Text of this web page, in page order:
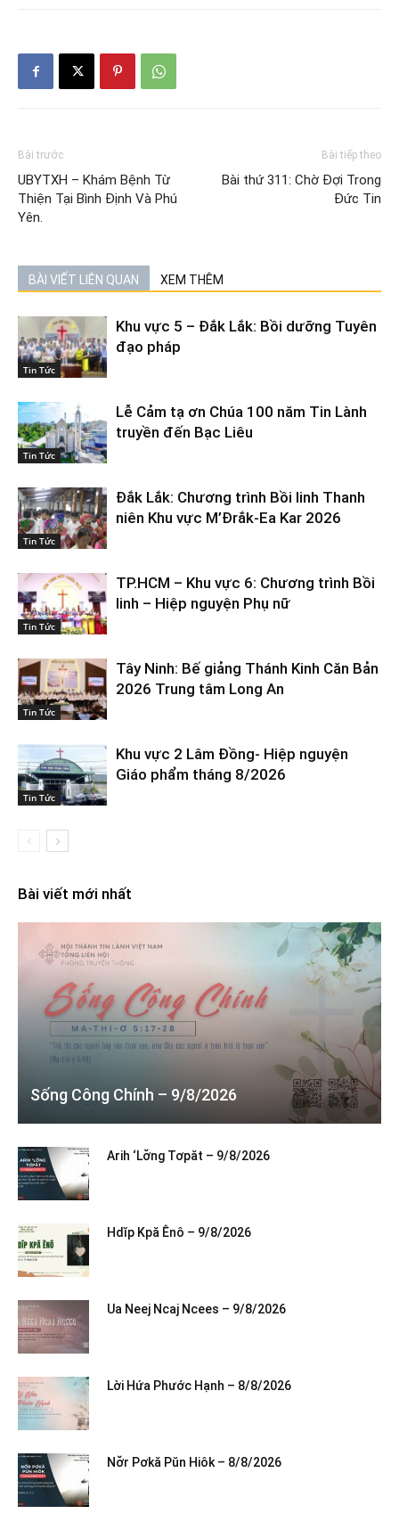
Bài trước
UBYTXH – Khám Bệnh Từ
Thiện Tại Bình Định Và Phú
Yên.
Bài tiếp theo
Bài thứ 311: Chờ Đợi Trong
Đức Tin
BÀI VIẾT LIÊN QUAN XEM THÊM
Tin Tức
Khu vực 5 – Đắk Lắk: Bồi dưỡng Tuyên
đạo pháp
Tin Tức
Lễ Cảm tạ ơn Chúa 100 năm Tin Lành
truyền đến Bạc Liêu
Tin Tức
Đắk Lắk: Chương trình Bồi linh Thanh
niên Khu vực M’Đrắk-Ea Kar 2026
Tin Tức
TP.HCM – Khu vực 6: Chương trình Bồi
linh – Hiệp nguyện Phụ nữ
Tin Tức
Tây Ninh: Bế giảng Thánh Kinh Căn Bản
2026 Trung tâm Long An
Tin Tức
Khu vực 2 Lâm Đồng- Hiệp nguyện
Giáo phẩm tháng 8/2026
Bài viết mới nhất
Sống Công Chính – 9/8/2026
Arih ‘Lơ̆ng Tơpăt – 9/8/2026
Hdĭp Kpă Ênô – 9/8/2026
Ua Neej Ncaj Ncees – 9/8/2026
Lời Hứa Phước Hạnh – 8/8/2026
Nơ̆r Pơkă Pŭn Hiôk – 8/8/2026